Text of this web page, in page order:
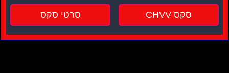
סקס CHVV סרטי סקס